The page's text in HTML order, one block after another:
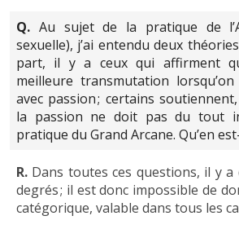
Q. Au sujet de la pratique de
sexuelle), j’ai entendu deux
part, il y a ceux qui affirment
meilleure transmutation lorsqu’on
avec passion ; certains
la passion ne doit pas du tout
pratique du Grand Arcane. Qu’en
R. Dans toutes ces questions, il y a
degrés ; il est donc impossible de
catégorique, valable dans tous les